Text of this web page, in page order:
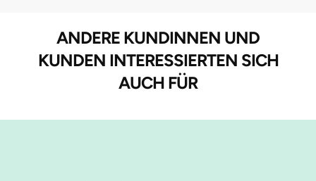
ANDERE KUNDINNEN UND
KUNDEN INTERESSIERTEN SICH
AUCH FÜR